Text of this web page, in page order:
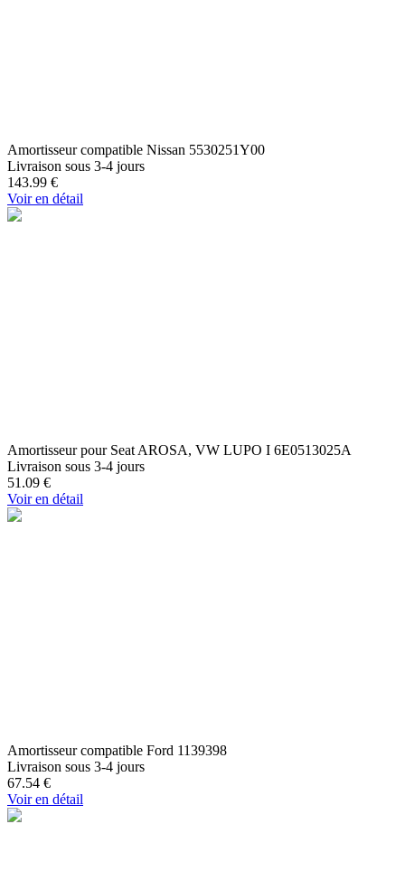
Amortisseur compatible Nissan 5530251Y00
Livraison sous 3-4 jours
143.99 €
Voir en détail
Amortisseur pour Seat AROSA, VW LUPO I 6E0513025A
Livraison sous 3-4 jours
51.09 €
Voir en détail
Amortisseur compatible Ford 1139398
Livraison sous 3-4 jours
67.54 €
Voir en détail